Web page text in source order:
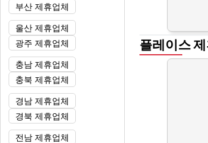
플레이스
부산 제휴업체
울산 제휴업체
광주 제휴업체
충남 제휴업체
충북 제휴업체
경남 제휴업체
경북 제휴업체
전남 제휴업체